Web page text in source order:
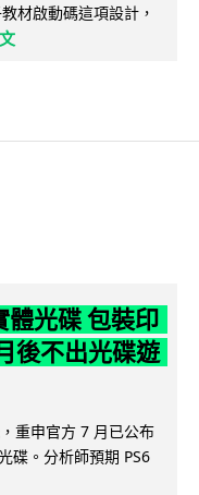
材啟動碼這項設計，
光碟 包裝印
後不出光碟遊
重申官方 7 月已公布
碟。分析師預期 PS6